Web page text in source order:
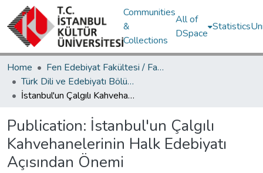
Communities
&
Collections
All of
DSpace
Statistics
Home
Fen Edebiyat Fakültesi / Faculty of Letters and Sciences
Türk Dili ve Edebiyatı Bölümü / Department of Turkish Language and Literature
İstanbul'un Çalgılı Kahvehanelerinin Halk Edebiyatı Açısından Önemi
Publication: İstanbul'un Çalgılı
Kahvehanelerinin Halk Edebiyatı
Açısından Önemi